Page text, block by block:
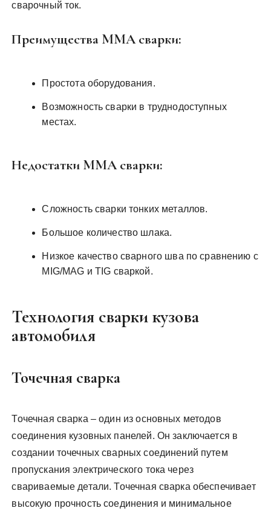
сварочный ток.
Преимущества MMA сварки:
Простота оборудования.
Возможность сварки в труднодоступных
местах.
Недостатки MMA сварки:
Сложность сварки тонких металлов.
Большое количество шлака.
Низкое качество сварного шва по сравнению с
MIG/MAG и TIG сваркой.
Технология сварки кузова
автомобиля
Точечная сварка
Точечная сварка – один из основных методов
соединения кузовных панелей. Он заключается в
создании точечных сварных соединений путем
пропускания электрического тока через
свариваемые детали. Точечная сварка обеспечивает
высокую прочность соединения и минимальное